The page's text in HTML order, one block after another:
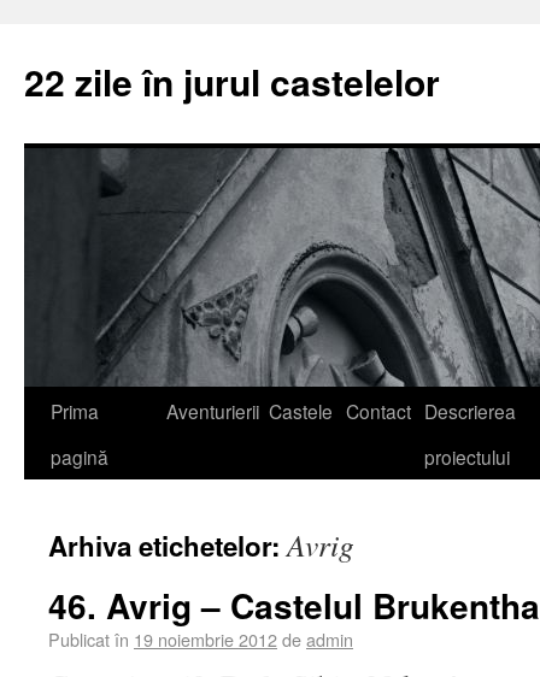
22 zile în jurul castelelor
Prima
pagină
Aventurierii Castele Contact Descrierea
proiectului
Arhiva etichetelor:Avrig
46. Avrig – Castelul
Publicat în 19 noiembrie 2012deadmin